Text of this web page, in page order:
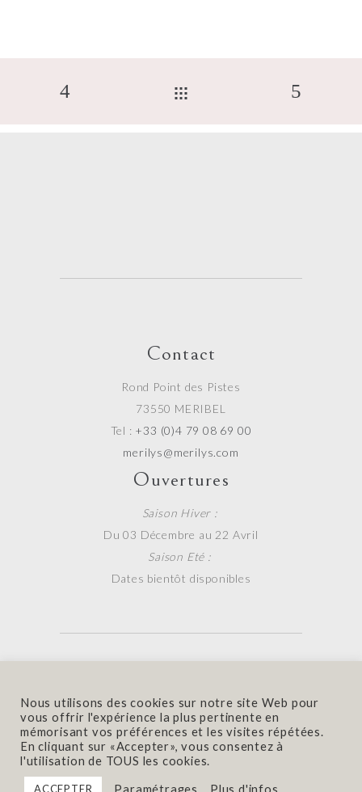
Contact
Rond Point des Pistes
73550 MERIBEL
Tel : +33 (0)4 79 08 69 00
merilys@merilys.com
Ouvertures
Saison Hiver :
Du 03 Décembre au 22 Avril
Saison Eté :
Dates bientôt disponibles
© 2020 Hotel Mérilys. Made with
Fluffy
Design
Nous utilisons des cookies sur notre site Web pour
vous offrir l'expérience la plus pertinente en
mémorisant vos préférences et les visites répétées.
En cliquant sur «Accepter», vous consentez à
l'utilisation de TOUS les cookies.
ACCEPTER Paramétrages Plus d'infos